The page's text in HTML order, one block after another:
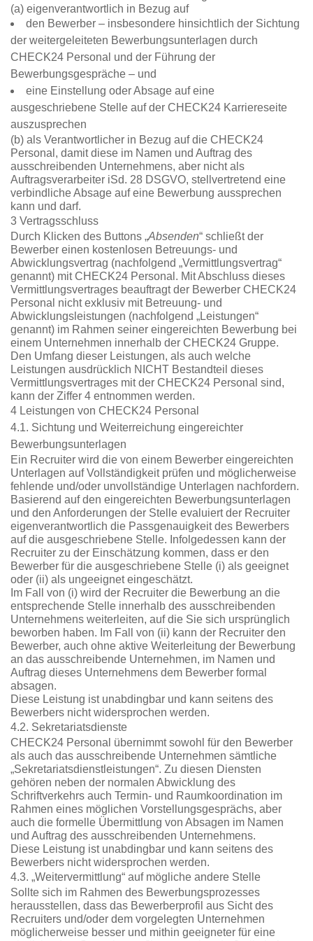
(a) eigenverantwortlich in Bezug auf
den Bewerber – insbesondere hinsichtlich der Sichtung
der weitergeleiteten Bewerbungsunterlagen durch
CHECK24 Personal und der Führung der
Bewerbungsgespräche – und
eine Einstellung oder Absage auf eine
ausgeschriebene Stelle auf der CHECK24 Karriereseite
auszusprechen
(b) als Verantwortlicher in Bezug auf die CHECK24
Personal, damit diese im Namen und Auftrag des
ausschreibenden Unternehmens, aber nicht als
Auftragsverarbeiter iSd. 28 DSGVO, stellvertretend eine
verbindliche Absage auf eine Bewerbung aussprechen
kann und darf.
3 Vertragsschluss
Durch Klicken des Buttons „Absenden“ schließt der
Bewerber einen kostenlosen Betreuungs- und
Abwicklungsvertrag (nachfolgend „Vermittlungsvertrag“
genannt) mit CHECK24 Personal. Mit Abschluss dieses
Vermittlungsvertrages beauftragt der Bewerber CHECK24
Personal nicht exklusiv mit Betreuung- und
Abwicklungsleistungen (nachfolgend „Leistungen“
genannt) im Rahmen seiner eingereichten Bewerbung bei
einem Unternehmen innerhalb der CHECK24 Gruppe.
Den Umfang dieser Leistungen, als auch welche
Leistungen ausdrücklich NICHT Bestandteil dieses
Vermittlungsvertrages mit der CHECK24 Personal sind,
kann der Ziffer 4 entnommen werden.
4 Leistungen von CHECK24 Personal
4.1. Sichtung und Weiterreichung eingereichter
Bewerbungsunterlagen
Ein Recruiter wird die von einem Bewerber eingereichten
Unterlagen auf Vollständigkeit prüfen und möglicherweise
fehlende und/oder unvollständige Unterlagen nachfordern.
Basierend auf den eingereichten Bewerbungsunterlagen
und den Anforderungen der Stelle evaluiert der Recruiter
eigenverantwortlich die Passgenauigkeit des Bewerbers
auf die ausgeschriebene Stelle. Infolgedessen kann der
Recruiter zu der Einschätzung kommen, dass er den
Bewerber für die ausgeschriebene Stelle (i) als geeignet
oder (ii) als ungeeignet eingeschätzt.
Im Fall von (i) wird der Recruiter die Bewerbung an die
entsprechende Stelle innerhalb des ausschreibenden
Unternehmens weiterleiten, auf die Sie sich ursprünglich
beworben haben. Im Fall von (ii) kann der Recruiter den
Bewerber, auch ohne aktive Weiterleitung der Bewerbung
an das ausschreibende Unternehmen, im Namen und
Auftrag dieses Unternehmens dem Bewerber formal
absagen.
Diese Leistung ist unabdingbar und kann seitens des
Bewerbers nicht widersprochen werden.
4.2. Sekretariatsdienste
CHECK24 Personal übernimmt sowohl für den Bewerber
als auch das ausschreibende Unternehmen sämtliche
„Sekretariatsdienstleistungen“. Zu diesen Diensten
gehören neben der normalen Abwicklung des
Schriftverkehrs auch Termin- und Raumkoordination im
Rahmen eines möglichen Vorstellungsgesprächs, aber
auch die formelle Übermittlung von Absagen im Namen
und Auftrag des ausschreibenden Unternehmens.
Diese Leistung ist unabdingbar und kann seitens des
Bewerbers nicht widersprochen werden.
4.3. „Weitervermittlung“ auf mögliche andere Stelle
Sollte sich im Rahmen des Bewerbungsprozesses
herausstellen, dass das Bewerberprofil aus Sicht des
Recruiters und/oder dem vorgelegten Unternehmen
möglicherweise besser und mithin geeigneter für eine